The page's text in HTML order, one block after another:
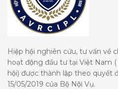
Hiệp hội nghiên cứu, tư vấn về
hoạt động đầu tư tại Việt Nam
hội) được thành lập theo quyết
15/05/2019 của Bộ Nội Vụ.